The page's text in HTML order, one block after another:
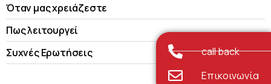
Όταν μας χρειάζεστε
Πως λειτουργεί
Συχνές Ερωτήσεις
call back
Επικοινωνία